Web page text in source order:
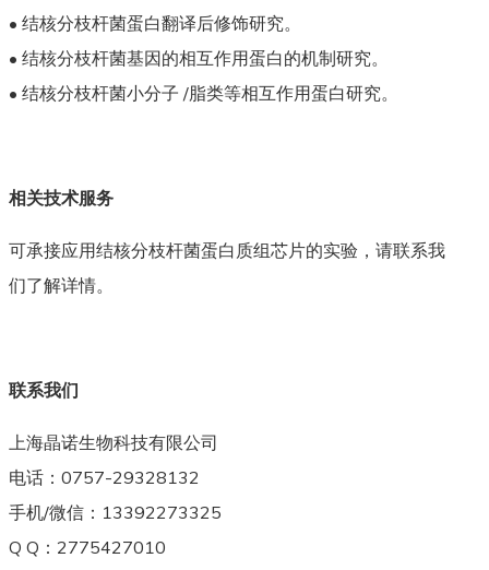
• 结核分枝杆菌蛋白翻译后修饰研究。
• 结核分枝杆菌基因的相互作用蛋白的机制研究。
• 结核分枝杆菌小分子 /脂类等相互作用蛋白研究。
相关技术服务
可承接应用结核分枝杆菌蛋白质组芯片的实验，请联系我
们了解详情。
联系我们
上海晶诺生物科技有限公司
电话：0757-29328132
手机/微信：13392273325
Q Q：2775427010